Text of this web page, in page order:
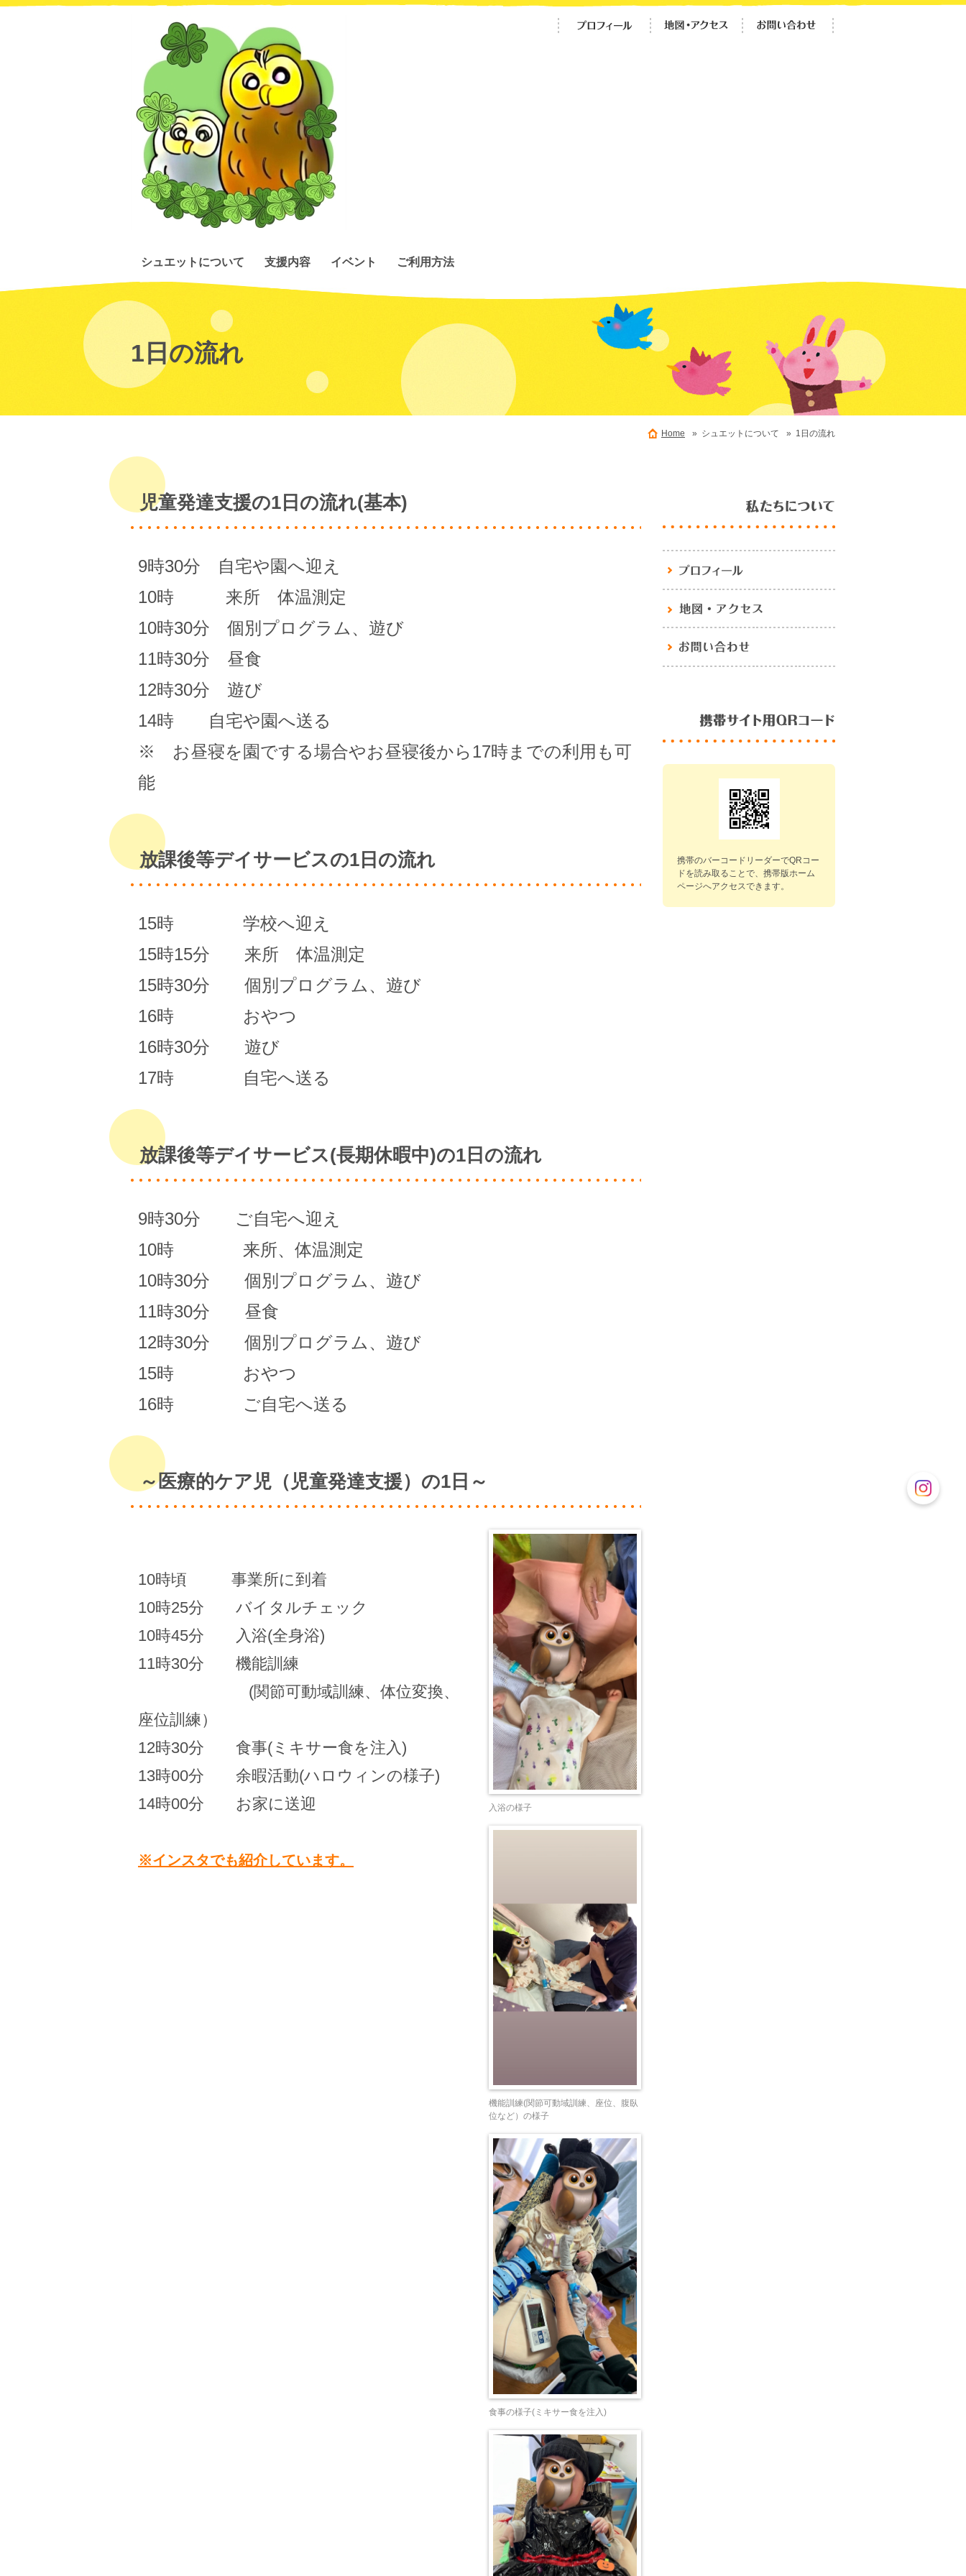
シュエットについて 支援内容 イベント ご利用方法
1日の流れ
Home » シュエットについて » 1日の流れ
児童発達支援の1日の流れ(基本)
9時30分 自宅や園へ迎え
10時 来所 体温測定
10時30分 個別プログラム、遊び
11時30分 昼食
12時30分 遊び
14時 自宅や園へ送る
※ お昼寝を園でする場合やお昼寝後から17時までの利用も可
能
放課後等デイサービスの1日の流れ
15時 学校へ迎え
15時15分 来所 体温測定
15時30分 個別プログラム、遊び
16時 おやつ
16時30分 遊び
17時 自宅へ送る
放課後等デイサービス(長期休暇中)の1日の流れ
9時30分 ご自宅へ迎え
10時 来所、体温測定
10時30分 個別プログラム、遊び
11時30分 昼食
12時30分 個別プログラム、遊び
15時 おやつ
16時 ご自宅へ送る
～医療的ケア児（児童発達支援）の1日～
10時頃 事業所に到着
10時25分 バイタルチェック
10時45分 入浴(全身浴)
11時30分 機能訓練
(関節可動域訓練、体位変換、
座位訓練）
12時30分 食事(ミキサー食を注入)
13時00分 余暇活動(ハロウィンの様子)
14時00分 お家に送迎
※インスタでも紹介しています。
入浴の様子
機能訓練(関節可動域訓練、座位、腹臥
位など）の様子
食事の様子(ミキサー食を注入)
携帯のバーコードリーダーでQRコー
ドを読み取ることで、携帯版ホーム
ページへアクセスできます。